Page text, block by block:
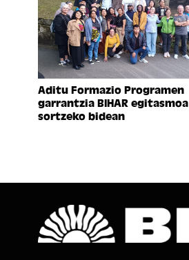
Aditu Formazio Programen
garrantzia BIHAR egitasmoa
sortzeko bidean